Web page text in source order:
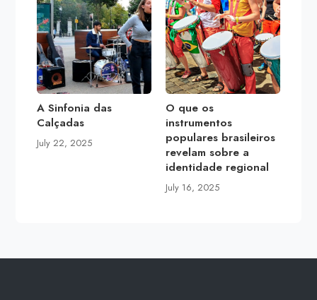
A Sinfonia das
Calçadas
July 22, 2025
O que os
instrumentos
populares brasileiros
revelam sobre a
identidade regional
July 16, 2025